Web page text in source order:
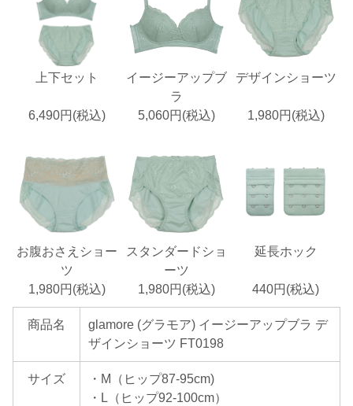
上下セット
イージーアップブ
ラ
デザインショーツ
6,490円(税込) 5,060円(税込) 1,980円(税込)
お腹おさえショー
ツ
スタンダードショ
ーツ
延長ホック
1,980円(税込) 1,980円(税込) 440円(税込)
商品名
glamore (グラモア) イージーアップブラ デ
ザインショーツ FT0198
サイズ
・M（ヒップ87-95cm)
・L（ヒップ92-100cm）